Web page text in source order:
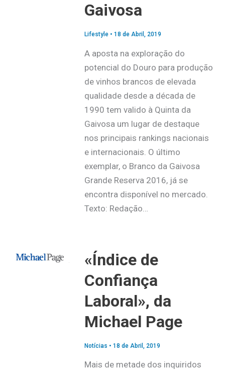
Gaivosa
Lifestyle• 18 de Abril, 2019
A aposta na exploração do
potencial do Douro para produção
de vinhos brancos de elevada
qualidade desde a década de
1990 tem valido à Quinta da
Gaivosa um lugar de destaque
nos principais rankings nacionais
e internacionais. O último
exemplar, o Branco da Gaivosa
Grande Reserva 2016, já se
encontra disponível no mercado.
Texto: Redação…
«Índice de
Confiança
Laboral», da
Michael Page
Notícias • 18 de Abril, 2019
Mais de metade dos inquiridos